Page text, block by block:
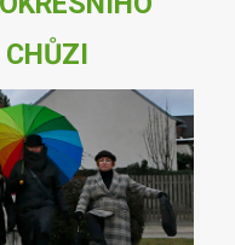
CHŮZI